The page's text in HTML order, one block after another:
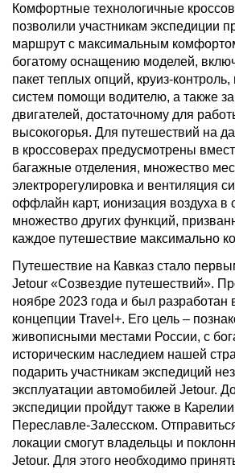
Комфортные технологичные
позволили участникам экспедиции
маршрут с максимальным
богатому оснащению моделей,
пакет теплых опций, круиз-
систем помощи водителю, а также
двигателей, достаточному для
высокогорья. Для путешествий на
в кроссоверах предусмотрены
багажные отделения, множество
электрорегулировка и вентиляция
оффлайн карт, ионизация воздуха в
множество других функций,
каждое путешествие максимально
Путешествие на Кавказ стало
Jetour «Созвездие путешествий».
ноябре 2023 года и был разработан
концепции Travel+. Его цель –
живописными местами России, с
историческим наследием нашей
подарить участникам экспедиций
эксплуатации автомобилей Jetour.
экспедиции пройдут также в
Переславле-Залесском.
локации смогут владельцы и
Jetour. Для этого необходимо